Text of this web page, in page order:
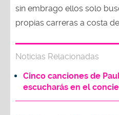
sin embrago ellos solo
propias carreras a costa de
Noticias Relacionadas
Cinco canciones de
escucharás en el